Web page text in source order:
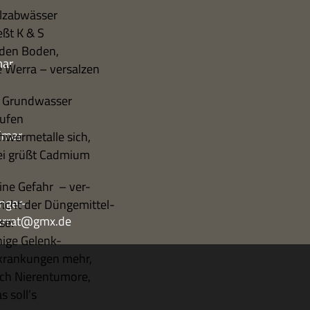
K & S
Boden,
Werra – versalzen
sich,
grüßt Cadmium
Gefahr – ver-
der Düngemittel-
Gelenk-
mehr,
Nierentumore,
soll’s